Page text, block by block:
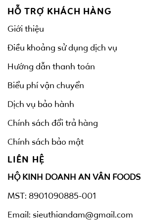
HỖ TRỢ KHÁCH HÀNG
Giới thiệu
Điều khoảng sử dụng dịch vụ
Hướng dẫn thanh toán
Biểu phí vận chuyển
Dịch vụ bảo hành
Chính sách đổi trả hàng
Chính sách bảo mật
LIÊN HỆ
HỘ KINH DOANH AN VÂN FOODS
MST: 8901090885-001
Email: sieuthiandam@gmail.com